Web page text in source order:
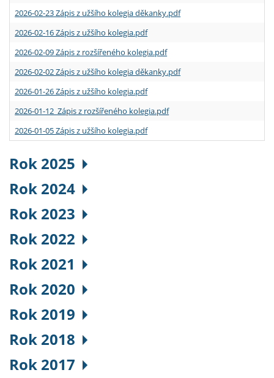
2026-02-23 Zápis z užšího kolegia děkanky.pdf
2026-02-16 Zápis z užšího kolegia.pdf
2026-02-09 Zápis z rozšířeného kolegia.pdf
2026-02-02 Zápis z užšího kolegia děkanky.pdf
2026-01-26 Zápis z užšího kolegia.pdf
2026-01-12 Zápis z rozšířeného kolegia.pdf
2026-01-05 Zápis z užšího kolegia.pdf
Rok 2025
Rok 2024
Rok 2023
Rok 2022
Rok 2021
Rok 2020
Rok 2019
Rok 2018
Rok 2017